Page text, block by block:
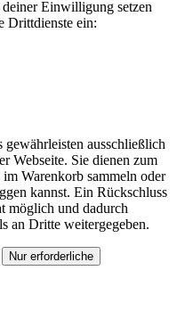
Einwilligung setzen
Drittdienste ein:
ausschließlich
Webseite. Sie dienen zum
Warenkorb sammeln oder
kannst. Ein Rückschluss
möglich und dadurch
an Dritte weitergegeben.
Nur erforderliche